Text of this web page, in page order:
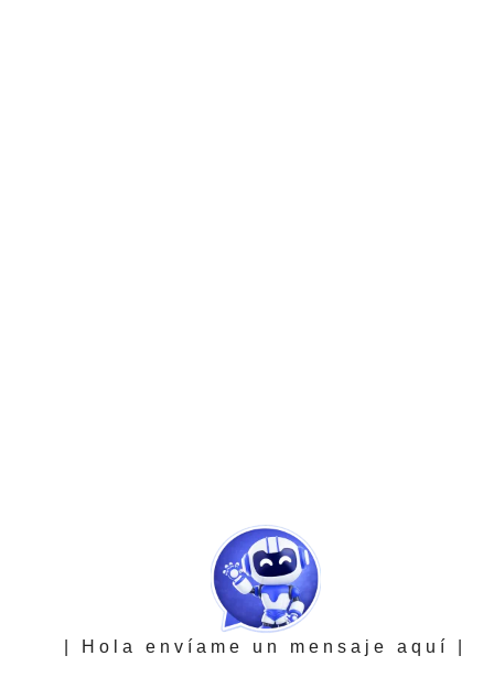
| Hola envíame un mensaje aquí |